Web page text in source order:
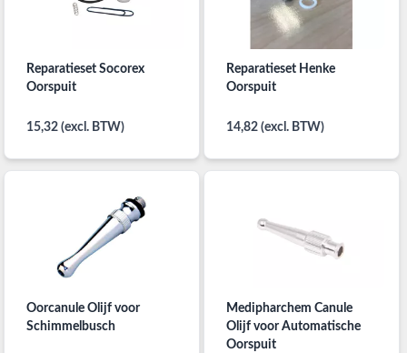
Reparatieset Socorex
Oorspuit
15,32 (excl. BTW)
Reparatieset Henke
Oorspuit
14,82 (excl. BTW)
Oorcanule Olijf voor
Schimmelbusch
Medipharchem Canule
Olijf voor Automatische
Oorspuit